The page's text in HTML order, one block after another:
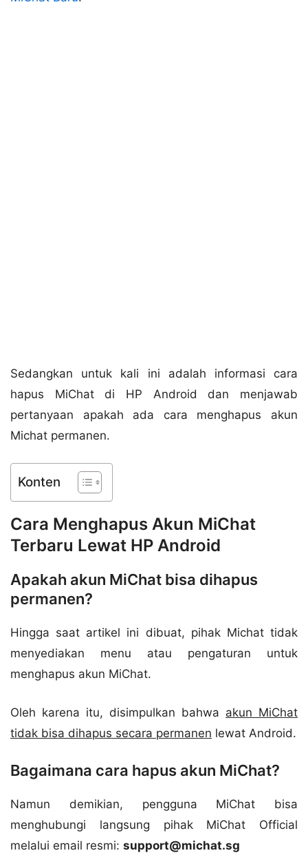
Sedangkan untuk kali ini adalah informasi cara
hapus MiChat di HP Android dan menjawab
pertanyaan apakah ada cara menghapus akun
Michat permanen.
Konten
Cara Menghapus Akun MiChat
Terbaru Lewat HP Android
Apakah akun MiChat bisa dihapus
permanen?
Hingga saat artikel ini dibuat, pihak Michat tidak
menyediakan menu atau pengaturan untuk
menghapus akun MiChat.
Oleh karena itu, disimpulkan bahwa akun MiChat
tidak bisa dihapus secara permanen lewat Android.
Bagaimana cara hapus akun MiChat?
Namun demikian, pengguna MiChat bisa
menghubungi langsung pihak MiChat Official
melalui email resmi: support@michat.sg